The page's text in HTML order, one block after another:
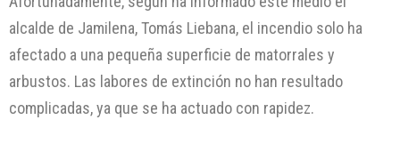
alcalde de Jamilena, Tomás Liebana, el incendio solo ha
afectado a una pequeña superficie de matorrales y
arbustos. Las labores de extinción no han resultado
complicadas, ya que se ha actuado con rapidez.